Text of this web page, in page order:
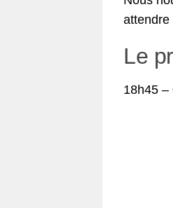
attendre
Le
18h45 –